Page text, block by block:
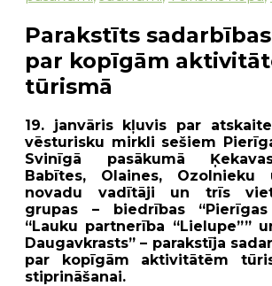
Parakstīts
par kopīgām
tūrismā
19. janvāris kļuvis par
vēsturisku mirkli sešiem
Svinīgā pasākumā
Babītes, Olaines, Ozolnieku
novadu vadītāji un trīs
grupas – biedrības “Pierīgas
“Lauku partnerība “Lielupe””
Daugavkrasts” – parakstīja
par kopīgām aktivitātēm
stiprināšanai.